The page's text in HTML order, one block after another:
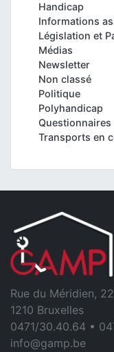
Handicap
Informations
Législation et
Médias
Newsletter
Non classé
Politique
Polyhandicap
Questionnaires
Transports en
Rue du Méridien, 22
1210 Bruxelles
0471/30.40.64 •
info@gamp.be